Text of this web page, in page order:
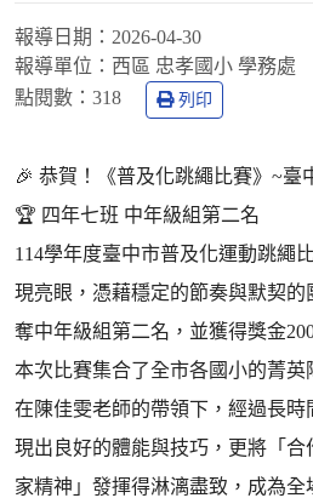
報導日期： 2026-04-30
報導單位： 西區 忠孝國小 學務處
點閱數： 318 列印
🎉 恭賀！《普及化跳繩比賽》~臺
🏆 四年七班 中年級組第二名
114學年度臺中市普及化運動跳繩
現亮眼，憑藉穩定的節奏與默契的
奪中年級組第二名，並獲得獎金
本次比賽集合了全市各國小的菁英
在陳佳雯老師的帶領下，經過長
現出良好的體能與技巧，更將「
家精神」發揮得淋漓盡致，成為全